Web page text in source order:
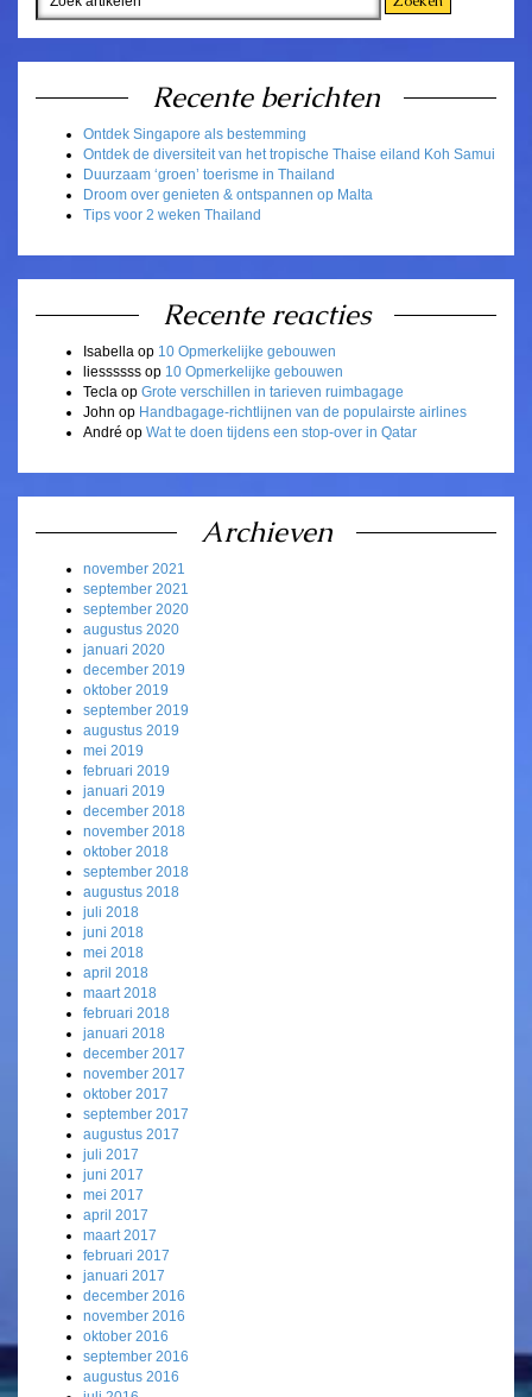
Recente berichten
Ontdek Singapore als bestemming
Ontdek de diversiteit van het tropische Thaise eiland Koh Samui
Duurzaam ‘groen’ toerisme in Thailand
Droom over genieten & ontspannen op Malta
Tips voor 2 weken Thailand
Recente reacties
Isabella op 10 Opmerkelijke gebouwen
liessssss op 10 Opmerkelijke gebouwen
Tecla op Grote verschillen in tarieven ruimbagage
John op Handbagage-richtlijnen van de populairste airlines
André op Wat te doen tijdens een stop-over in Qatar
Archieven
november 2021
september 2021
september 2020
augustus 2020
januari 2020
december 2019
oktober 2019
september 2019
augustus 2019
mei 2019
februari 2019
januari 2019
december 2018
november 2018
oktober 2018
september 2018
augustus 2018
juli 2018
juni 2018
mei 2018
april 2018
maart 2018
februari 2018
januari 2018
december 2017
november 2017
oktober 2017
september 2017
augustus 2017
juli 2017
juni 2017
mei 2017
april 2017
maart 2017
februari 2017
januari 2017
december 2016
november 2016
oktober 2016
september 2016
augustus 2016